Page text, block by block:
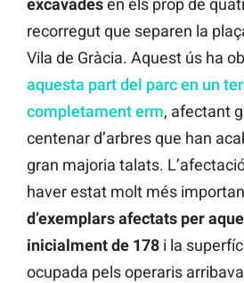
excavadesen els prop de
recorregut que separen la
Vila de Gràcia. Aquest ús ha
aquesta part del parc en un
completament erm, afectant
centenar d’arbres que han
gran majoria talats.
haver estat molt més
d’exemplars afectats per
inicialment de 178 i la
ocupada pels operaris